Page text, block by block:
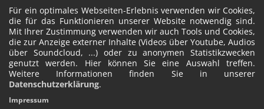
Für ein optimales Webseiten-Erlebnis verwenden wir Cookies,
die für das Funktionieren unserer Website notwendig sind.
Mit Ihrer Zustimmung verwenden wir auch Tools und Cookies,
die zur Anzeige externer Inhalte (Videos über Youtube, Audios
über Soundcloud, ...) oder zu anonymen Statistikzwecken
genutzt werden. Hier können Sie eine Auswahl treffen.
Weitere Informationen finden Sie in unserer
Datenschutzerklärung.
Impressum